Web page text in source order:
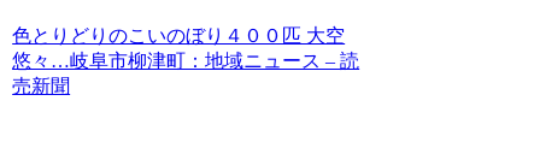
色とりどりのこいのぼり４００匹 大空
悠々…岐阜市柳津町：地域ニュース – 読
売新聞